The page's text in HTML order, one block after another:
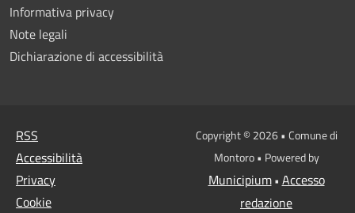
Informativa privacy
Note legali
Dichiarazione di accessibilità
RSS
Accessibilità
Privacy
Cookie
Copyright © 2026 • Comune di
Montoro • Powered by
Municipium• Accesso
redazione